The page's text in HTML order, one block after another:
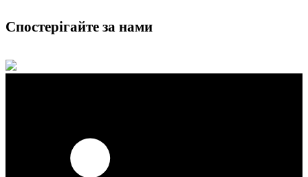
Спостерігайте за нами